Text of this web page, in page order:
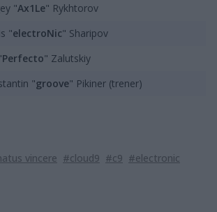
"Ax1Le" Rykhtorov
"electroNic" Sharipov
Perfecto" Zalutskiy
"groove" Pikiner (trener)
vincere #cloud9 #c9 #electronic